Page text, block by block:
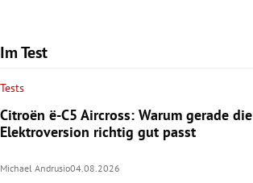
Im Test
Tests
Citroën ë-C5 Aircross: Warum gerade die
Elektroversion richtig gut passt
Michael Andrusio04.08.2026